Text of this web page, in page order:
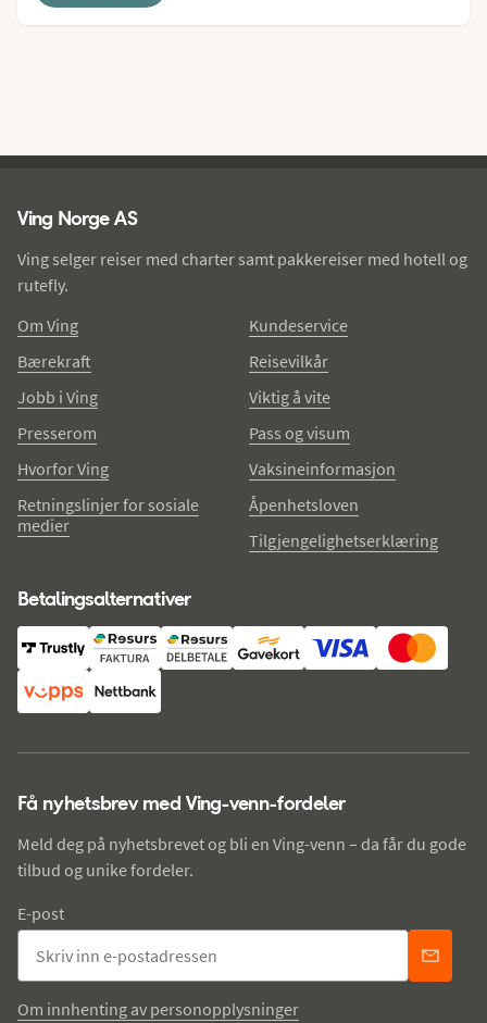
Ving Norge AS
Ving selger reiser med charter samt pakkereiser med hotell og
rutefly.
Om Ving
Bærekraft
Jobb i Ving
Presserom
Hvorfor Ving
Retningslinjer for sosiale
medier
Kundeservice
Reisevilkår
Viktig å vite
Pass og visum
Vaksineinformasjon
Åpenhetsloven
Tilgjengelighetserklæring
Betalingsalternativer
Få nyhetsbrev med Ving-venn-fordeler
Meld deg på nyhetsbrevet og bli en Ving-venn – da får du gode
tilbud og unike fordeler.
E-post
Om innhenting av personopplysninger